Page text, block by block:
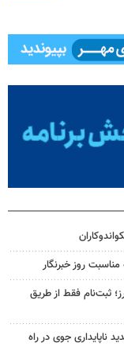
روز خبرنگار
ثبت‌نام‌ فقط از طریق
موج جدید ناپایداری جوی در راه